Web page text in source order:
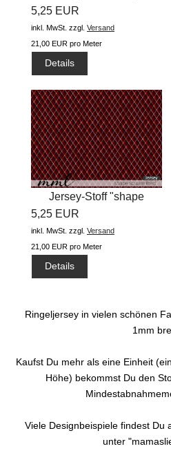
square...
5,25 EUR
inkl. MwSt. zzgl. Versand
21,00 EUR pro Meter
Details
Jersey-Stoff "shape
square...
5,25 EUR
inkl. MwSt. zzgl. Versand
21,00 EUR pro Meter
Details
Ringeljersey in vielen schönen
1mm
Kaufst Du mehr als eine Einheit
Höhe) bekommst Du den
Viele Designbeispiele findest Du
unter